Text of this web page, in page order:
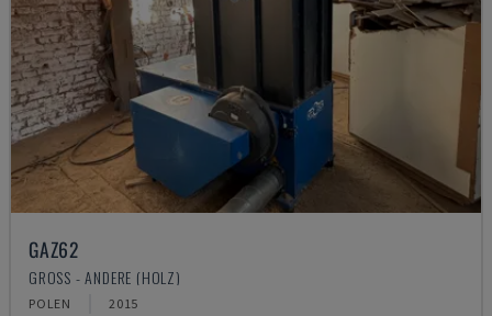
GAZ62
GROSS - ANDERE (HOLZ)
POLEN 2015